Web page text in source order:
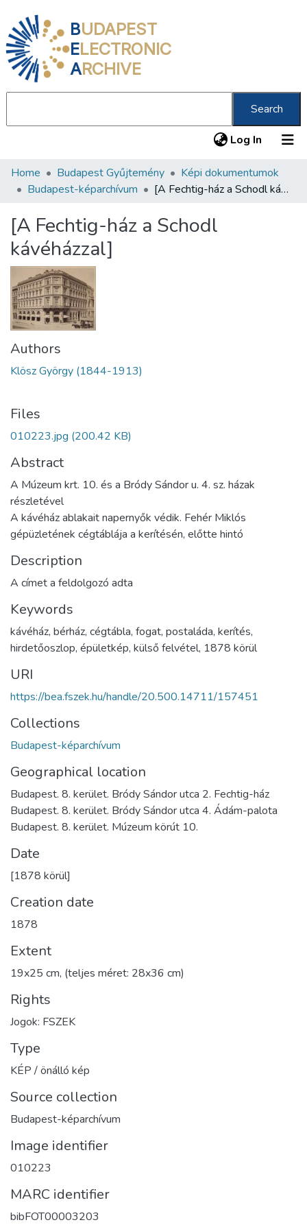
BUDAPEST
ELECTRONIC
ARCHIVE
Search
Log In (current)
Communities & Collections
Statistics
About us
Home Budapest Gyűjtemény
Képi dokumentumok
Budapest-képarchívum
[A Fechtig-ház a Schodl kávéházzal]
[A Fechtig-ház a Schodl
kávéházzal]
Authors
Klösz György (1844-1913)
Files
010223.jpg (200.42 KB)
Abstract
A Múzeum krt. 10. és a Bródy Sándor u. 4. sz. házak
részletével
A kávéház ablakait napernyők védik. Fehér Miklós
gépüzletének cégtáblája a kerítésén, előtte hintó
Description
A címet a feldolgozó adta
Keywords
kávéház, bérház, cégtábla, fogat, postaláda, kerítés,
hirdetőoszlop, épületkép, külső felvétel, 1878 körül
URI
https://bea.fszek.hu/handle/20.500.14711/157451
Collections
Budapest-képarchívum
Geographical location
Budapest. 8. kerület. Bródy Sándor utca 2. Fechtig-ház
Budapest. 8. kerület. Bródy Sándor utca 4. Ádám-palota
Budapest. 8. kerület. Múzeum körút 10.
Date
[1878 körül]
Creation date
1878
Extent
19x25 cm, (teljes méret: 28x36 cm)
Rights
Jogok: FSZEK
Type
KÉP / önálló kép
Source collection
Budapest-képarchívum
Image identifier
010223
MARC identifier
bibFOT00003203